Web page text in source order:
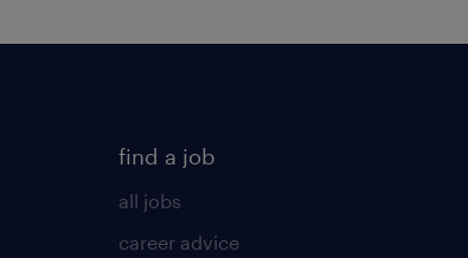
find a job
all jobs
career advice